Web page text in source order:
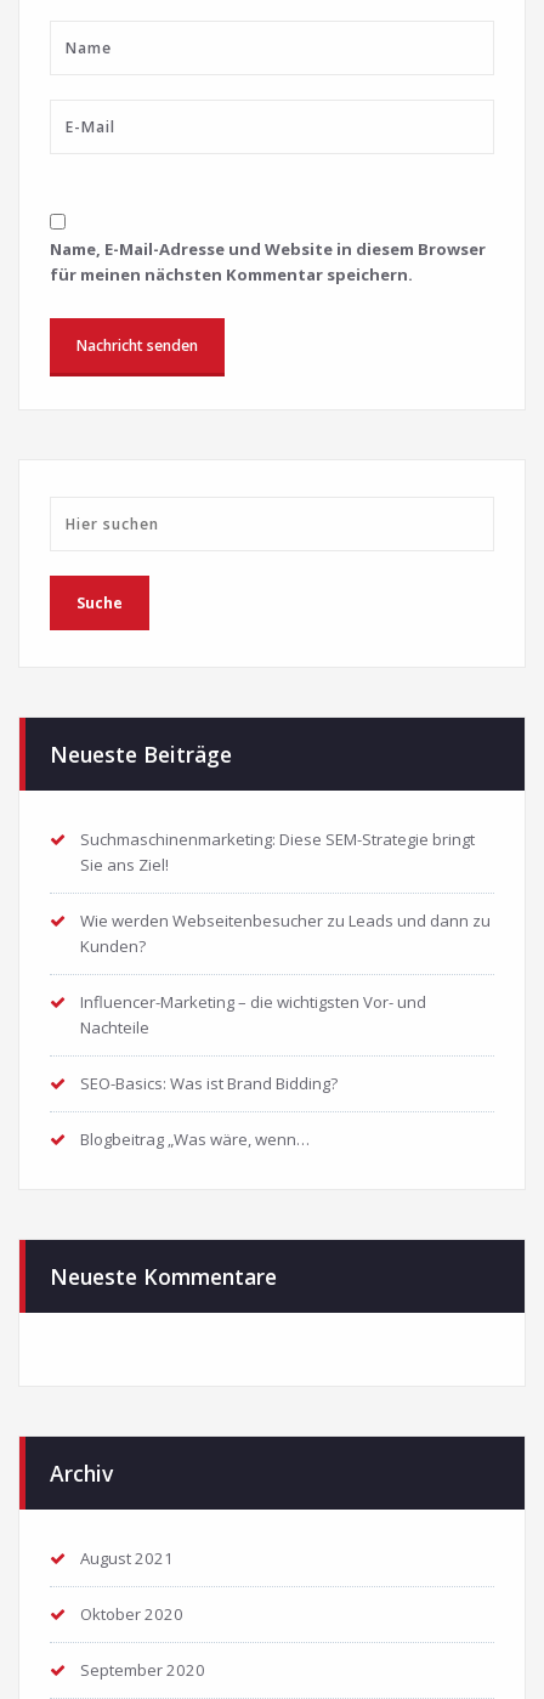
Name, E-Mail-Adresse und Website in diesem Browser
für meinen nächsten Kommentar speichern.
Neueste Beiträge
Suchmaschinenmarketing: Diese SEM-Strategie bringt
Sie ans Ziel!
Wie werden Webseitenbesucher zu Leads und dann zu
Kunden?
Influencer-Marketing – die wichtigsten Vor- und
Nachteile
SEO-Basics: Was ist Brand Bidding?
Blogbeitrag „Was wäre, wenn…
Neueste Kommentare
Archiv
August 2021
Oktober 2020
September 2020